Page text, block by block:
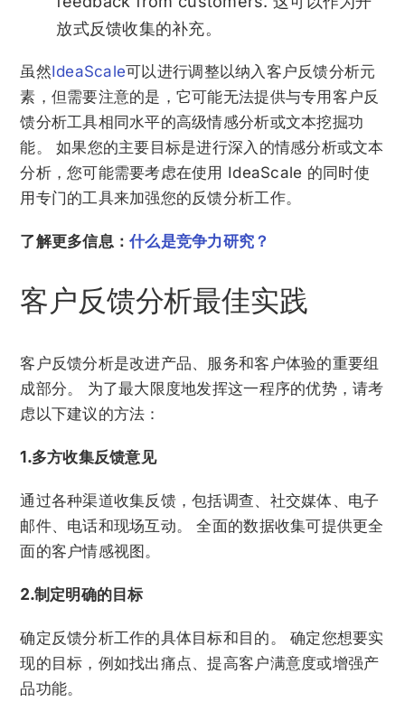
放式反馈收集的补充。
虽然IdeaScale可以进行调整以纳入客户反馈分析元
素，但需要注意的是，它可能无法提供与专用客户反
馈分析工具相同水平的高级情感分析或文本挖掘功
能。 如果您的主要目标是进行深入的情感分析或文本
分析，您可能需要考虑在使用 IdeaScale 的同时使
用专门的工具来加强您的反馈分析工作。
了解更多信息：什么是竞争力研究？
客户反馈分析最佳实践
客户反馈分析是改进产品、服务和客户体验的重要组
成部分。 为了最大限度地发挥这一程序的优势，请考
虑以下建议的方法：
1.多方收集反馈意见
通过各种渠道收集反馈，包括调查、社交媒体、电子
邮件、电话和现场互动。 全面的数据收集可提供更全
面的客户情感视图。
2.制定明确的目标
确定反馈分析工作的具体目标和目的。 确定您想要实
现的目标，例如找出痛点、提高客户满意度或增强产
品功能。